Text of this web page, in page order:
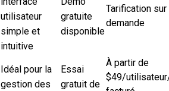
utilisateur
simple et
intuitive
gratuite
disponible
Tarification sur
demande
Idéal pour la
gestion des
Essai
gratuit de
À partir de
$49/